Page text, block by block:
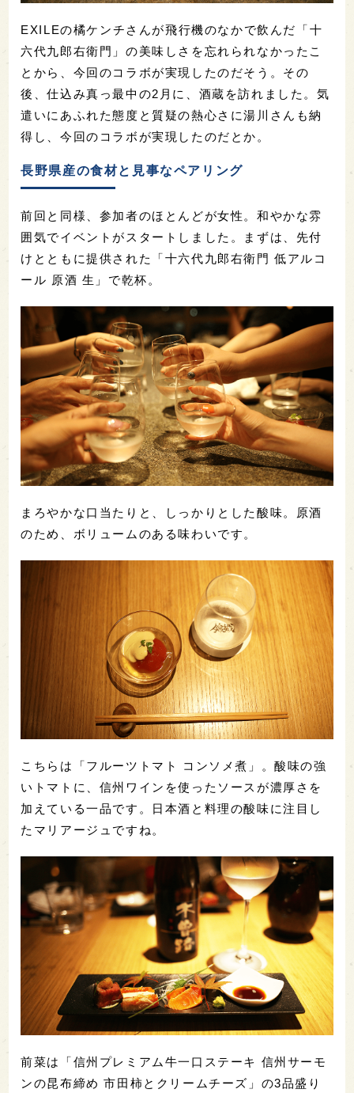
EXILEの橘ケンチさんが飛行機のなかで飲んだ「十
六代九郎右衛門」の美味しさを忘れられなかったこ
とから、今回のコラボが実現したのだそう。その
後、仕込み真っ最中の2月に、酒蔵を訪れました。気
遣いにあふれた態度と質疑の熱心さに湯川さんも納
得し、今回のコラボが実現したのだとか。
長野県産の食材と見事なペアリング
前回と同様、参加者のほとんどが女性。和やかな雰
囲気でイベントがスタートしました。まずは、先付
けとともに提供された「十六代九郎右衛門 低アルコ
ール 原酒 生」で乾杯。
まろやかな口当たりと、しっかりとした酸味。原酒
のため、ボリュームのある味わいです。
こちらは「フルーツトマト コンソメ煮」。酸味の強
いトマトに、信州ワインを使ったソースが濃厚さを
加えている一品です。日本酒と料理の酸味に注目し
たマリアージュですね。
前菜は「信州プレミアム牛一口ステーキ 信州サーモ
ンの昆布締め 市田柿とクリームチーズ」の3品盛り